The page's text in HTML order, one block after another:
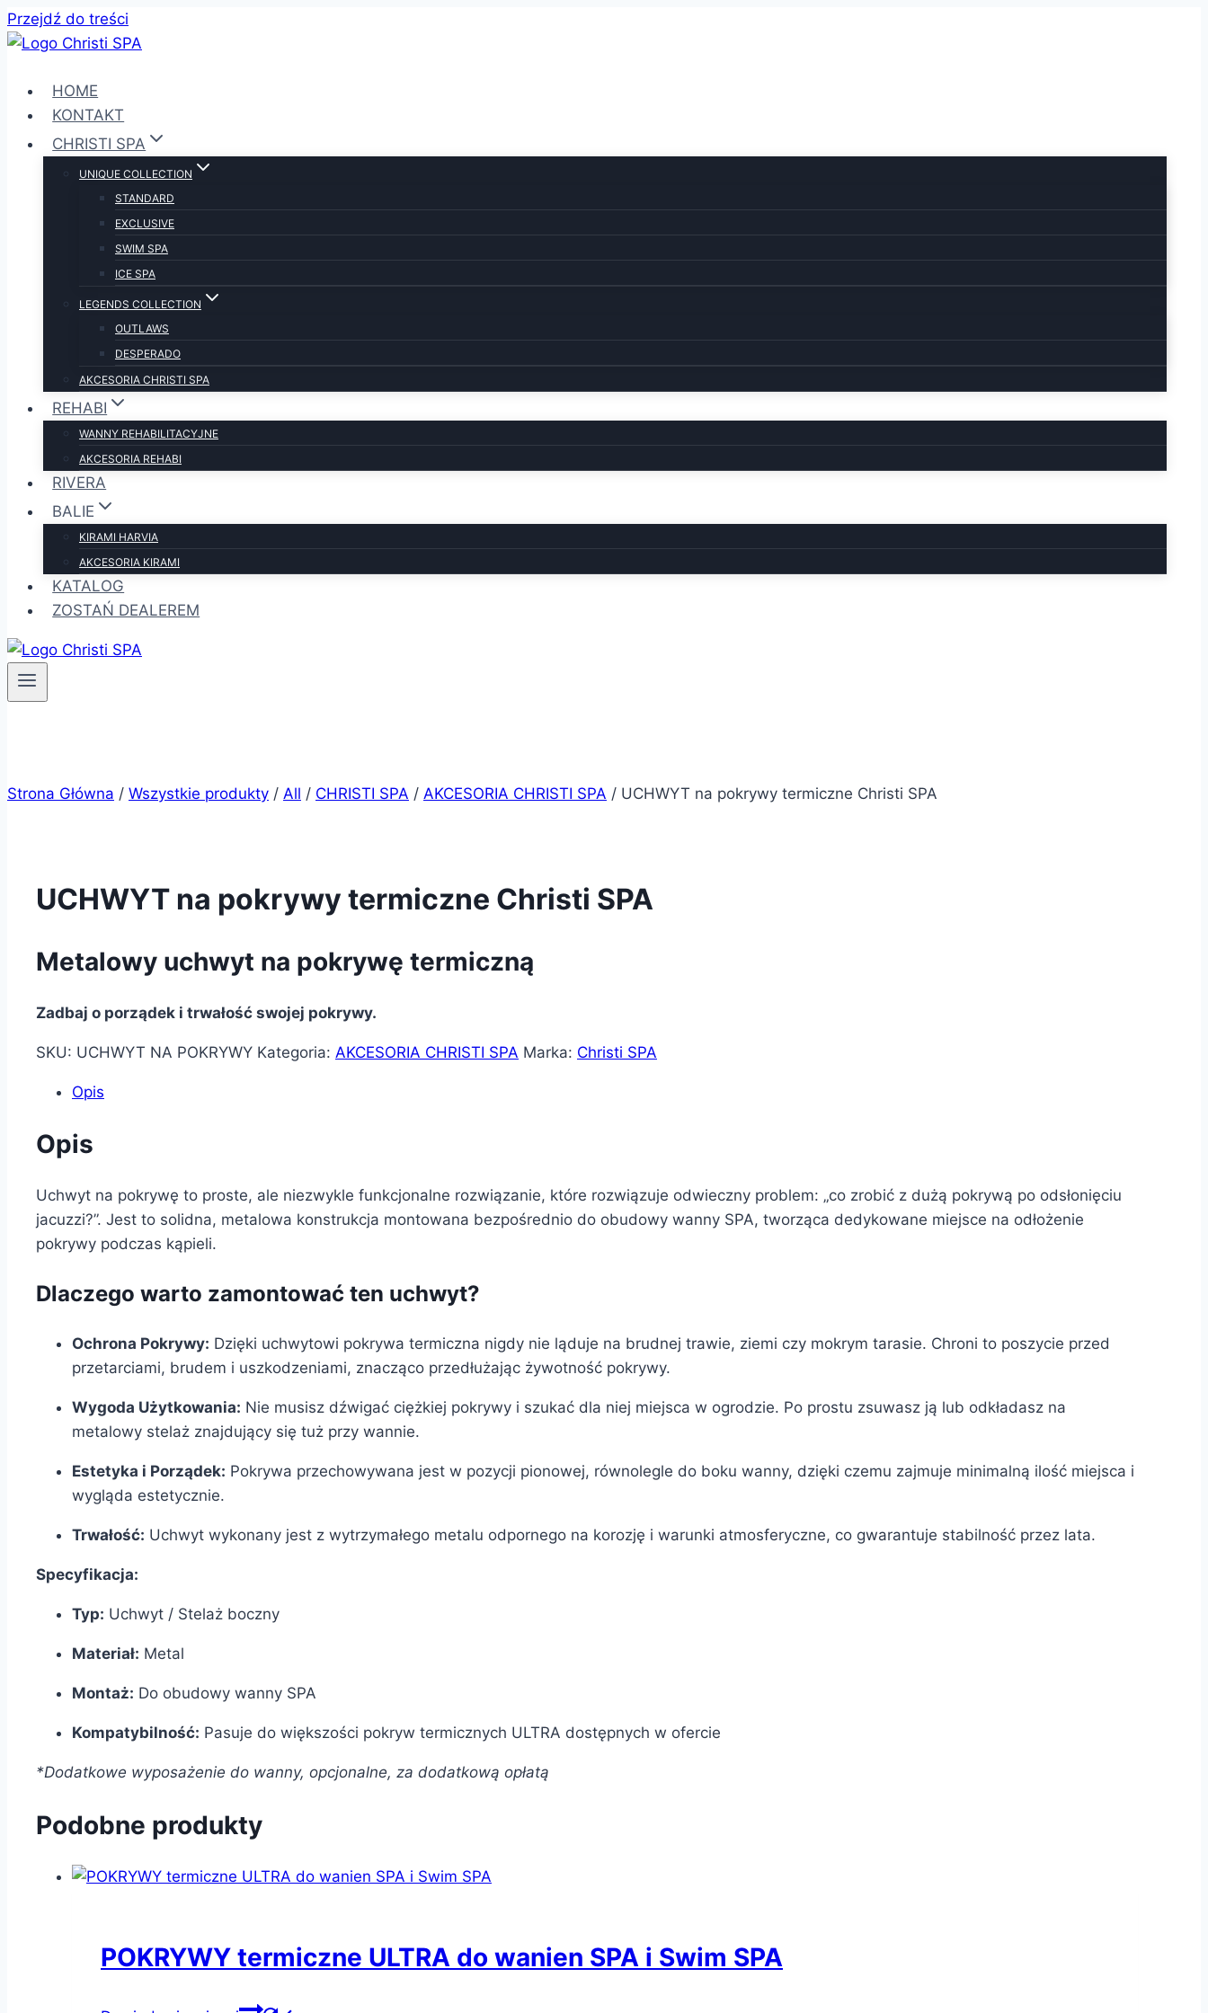
Przejdź do treści
HOME
KONTAKT
CHRISTI SPA
UNIQUE COLLECTION
STANDARD
EXCLUSIVE
SWIM SPA
ICE SPA
LEGENDS COLLECTION
OUTLAWS
DESPERADO
AKCESORIA CHRISTI SPA
REHABI
WANNY REHABILITACYJNE
AKCESORIA REHABI
RIVERA
BALIE
KIRAMI HARVIA
AKCESORIA KIRAMI
KATALOG
ZOSTAŃ DEALEREM
Strona Główna / Wszystkie produkty / All / CHRISTI SPA / AKCESORIA CHRISTI SPA / UCHWYT na pokrywy termiczne Christi SPA
UCHWYT na pokrywy termiczne Christi SPA
Metalowy uchwyt na pokrywę termiczną
Zadbaj o porządek i trwałość swojej pokrywy.
SKU: UCHWYT NA POKRYWY Kategoria: AKCESORIA CHRISTI SPA Marka: Christi SPA
Opis
Opis
Uchwyt na pokrywę to proste, ale niezwykle funkcjonalne rozwiązanie, które rozwiązuje odwieczny problem: „co zrobić z dużą pokrywą po odsłonięciu
jacuzzi?”. Jest to solidna, metalowa konstrukcja montowana bezpośrednio do obudowy wanny SPA, tworząca dedykowane miejsce na odłożenie
pokrywy podczas kąpieli.
Dlaczego warto zamontować ten uchwyt?
Ochrona Pokrywy: Dzięki uchwytowi pokrywa termiczna nigdy nie ląduje na brudnej trawie, ziemi czy mokrym tarasie. Chroni to poszycie przed
przetarciami, brudem i uszkodzeniami, znacząco przedłużając żywotność pokrywy.
Wygoda Użytkowania: Nie musisz dźwigać ciężkiej pokrywy i szukać dla niej miejsca w ogrodzie. Po prostu zsuwasz ją lub odkładasz na
metalowy stelaż znajdujący się tuż przy wannie.
Estetyka i Porządek: Pokrywa przechowywana jest w pozycji pionowej, równolegle do boku wanny, dzięki czemu zajmuje minimalną ilość miejsca i
wygląda estetycznie.
Trwałość: Uchwyt wykonany jest z wytrzymałego metalu odpornego na korozję i warunki atmosferyczne, co gwarantuje stabilność przez lata.
Specyfikacja:
Typ: Uchwyt / Stelaż boczny
Materiał: Metal
Montaż: Do obudowy wanny SPA
Kompatybilność: Pasuje do większości pokryw termicznych ULTRA dostępnych w ofercie
*Dodatkowe wyposażenie do wanny, opcjonalne, za dodatkową opłatą
Podobne produkty
POKRYWY termiczne ULTRA do wanien SPA i Swim SPA